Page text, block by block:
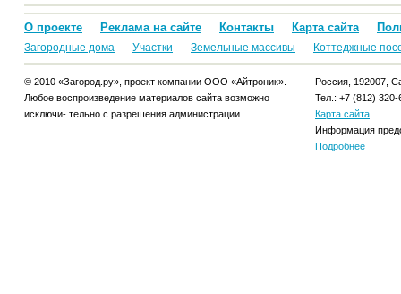
О проекте Реклама на сайте Контакты Карта сайта
Загородные дома Участки Земельные массивы Коттеджные
© 2010 «Загород.ру», проект компании ООО «Айтроник».
Любое воспроизведение материалов сайта возможно
исключи- тельно с разрешения администрации
Россия, 192007,
Тел.: +7 (812) 320-
Карта сайта
Информация
Подробнее